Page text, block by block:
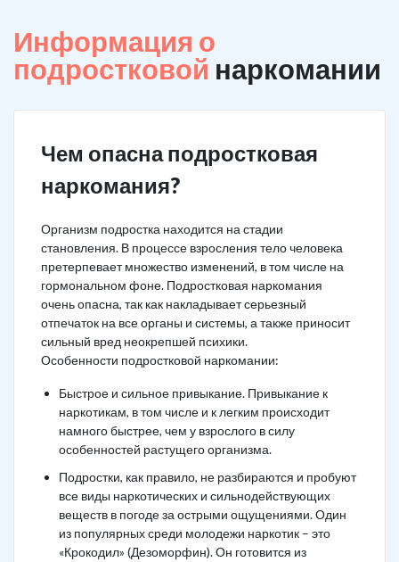
Информация о
подростковой наркомании
Чем опасна подростковая
наркомания?
Организм подростка находится на стадии
становления. В процессе взросления тело человека
претерпевает множество изменений, в том числе на
гормональном фоне. Подростковая наркомания
очень опасна, так как накладывает серьезный
отпечаток на все органы и системы, а также приносит
сильный вред неокрепшей психики.
Особенности подростковой наркомании:
Быстрое и сильное привыкание. Привыкание к
наркотикам, в том числе и к легким происходит
намного быстрее, чем у взрослого в силу
особенностей растущего организма.
Подростки, как правило, не разбираются и пробуют
все виды наркотических и сильнодействующих
веществ в погоде за острыми ощущениями. Один
из популярных среди молодежи наркотик – это
«Крокодил» (Дезоморфин). Он готовится из